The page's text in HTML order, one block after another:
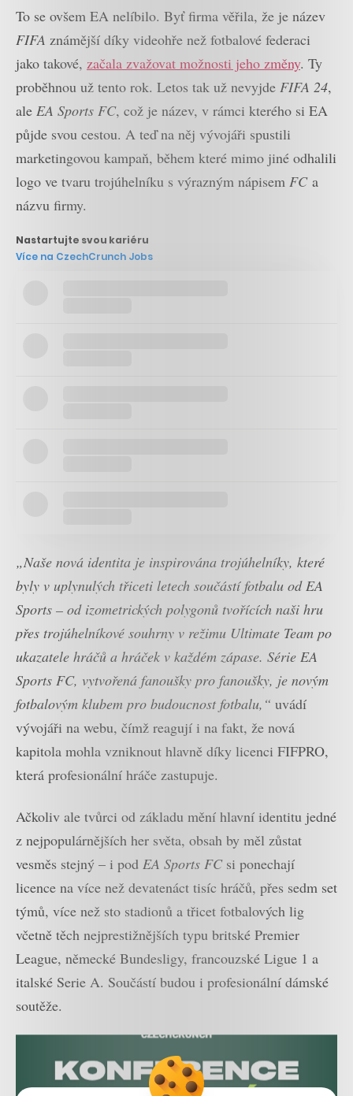
To se ovšem EA nelíbilo. Byť firma věřila, že je název
FIFA známější díky videohře než fotbalové federaci
jako takové, začala zvažovat možnosti jeho změny. Ty
proběhnou už tento rok. Letos tak už nevyjde FIFA 24,
ale EA Sports FC, což je název, v rámci kterého si EA
půjde svou cestou. A teď na něj vývojáři spustili
marketingovou kampaň, během které mimo jiné odhalili
logo ve tvaru trojúhelníku s výrazným nápisem FC a
názvu firmy.
Nastartujte svou kariéru
Více na CzechCrunch Jobs
„Naše nová identita je inspirována trojúhelníky, které
byly v uplynulých třiceti letech součástí fotbalu od EA
Sports – od izometrických polygonů tvořících naši hru
přes trojúhelníkové souhrny v režimu Ultimate Team po
ukazatele hráčů a hráček v každém zápase. Série EA
Sports FC, vytvořená fanoušky pro fanoušky, je novým
fotbalovým klubem pro budoucnost fotbalu,“ uvádí
vývojáři na webu, čímž reagují i na fakt, že nová
kapitola mohla vzniknout hlavně díky licenci FIFPRO,
která profesionální hráče zastupuje.
Ačkoliv ale tvůrci od základu mění hlavní identitu jedné
z nejpopulárnějších her světa, obsah by měl zůstat
vesměs stejný – i pod EA Sports FCsi ponechají
licence na více než devatenáct tisíc hráčů, přes sedm set
týmů, více než sto stadionů a třicet fotbalových lig
včetně těch nejprestižnějších typu britské Premier
League, německé Bundesligy, francouzské Ligue 1 a
italské Serie A. Součástí budou i profesionální dámské
soutěže.